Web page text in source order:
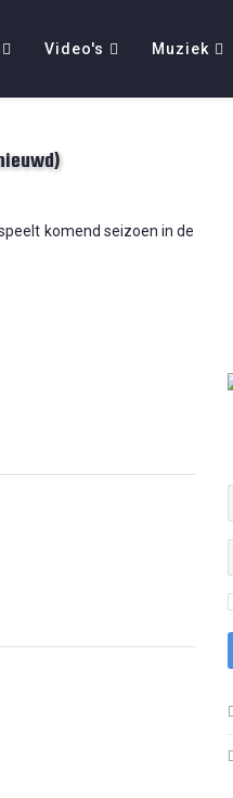
Video's Muziek
komend seizoen in de